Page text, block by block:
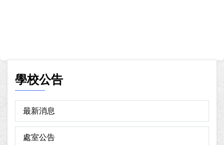
學校公告
最新消息
處室公告